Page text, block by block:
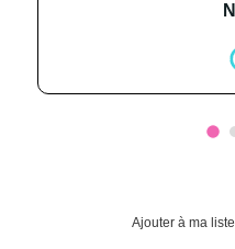
Ajouter à ma liste